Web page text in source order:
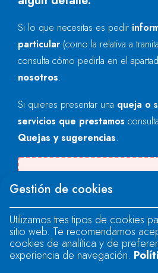
Si lo que necesitas es pedir
particular (como la relativa a
consulta cómo pedirla en el
nosotros.
Si quieres presentar una queja o
servicios que prestamos
Quejas y sugerencias.
"text".
Se produjo un error al
"text".
Gestión de cookies
Utilizamos tres tipos de cookies
sitio web. Te recomendamos
cookies de analítica y de
experiencia de navegación.